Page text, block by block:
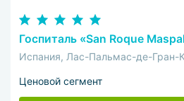
Госпиталь «San Roque
Испания, Лас-Пальмас-де-Гран-
Ценовой сегмент